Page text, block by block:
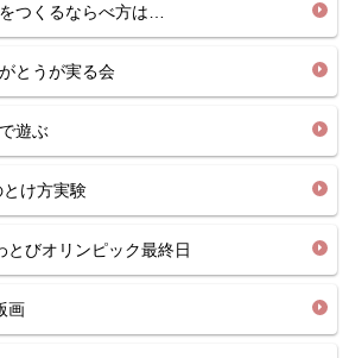
つくるならべ方は…
とうが実る会
遊ぶ
け方実験
びオリンピック最終日
画